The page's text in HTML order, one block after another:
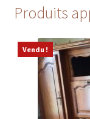
Produits
Vendu !